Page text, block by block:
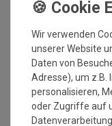
Wir verwenden
unserer Website
Daten von
Adresse), um z.B.
personalisieren,
oder Zugriffe auf